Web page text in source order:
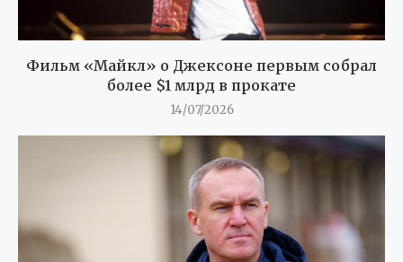
Фильм «Майкл» о Джексоне первым собрал
более $1 млрд в прокате
14/07/2026